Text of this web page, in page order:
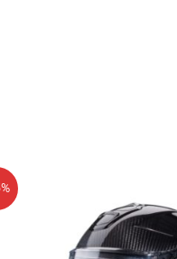
original
era:
369,99€.
actual
es: